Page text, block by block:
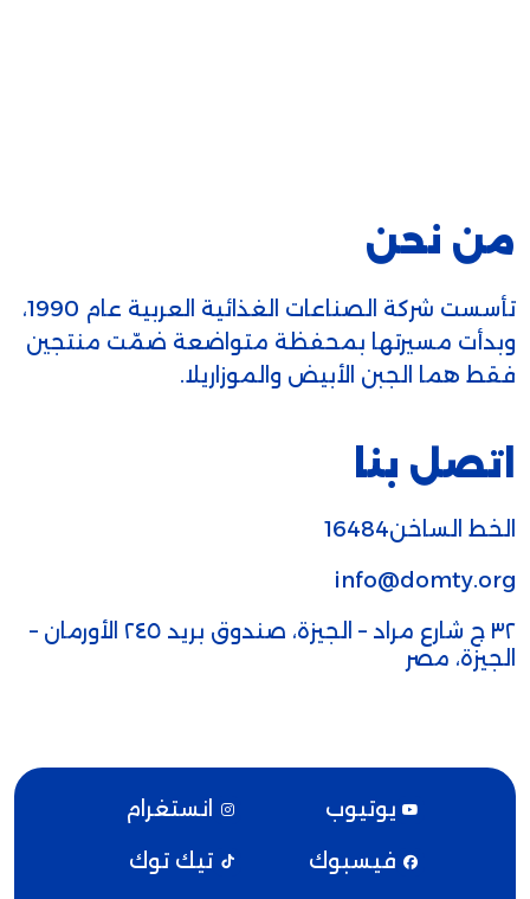
من نحن
تأسست شركة الصناعات الغذائية العربية عام 1990،
وبدأت مسيرتها بمحفظة متواضعة ضمّت منتجين
فقط هما الجبن الأبيض والموزاريلا.
اتصل بنا
الخط الساخن16484
info@domty.org
٣٢ ج شارع مراد – الجيزة، صندوق بريد ٢٤٥ الأورمان –
الجيزة، مصر
يوتيوب
انستغرام
فيسبوك
تيك توك